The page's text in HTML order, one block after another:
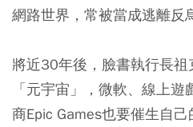
網路世界，常被當成逃離反
將近30年後，臉書執行長
「元宇宙」，微軟、線上
商Epic Games也要催生自己